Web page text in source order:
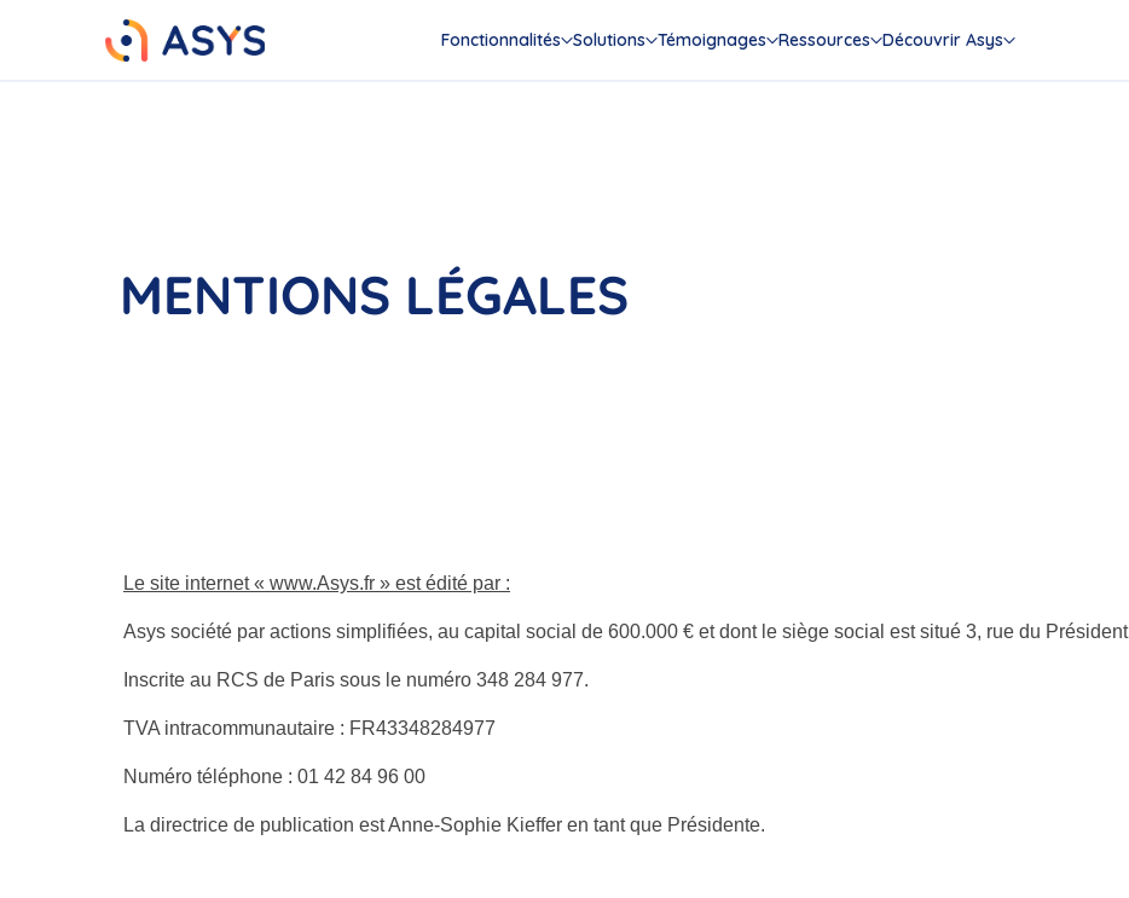
Fonctionnalités Solutions Témoignages Ressources Découvrir Asys
MENTIONS LÉGALES
Le site internet « www.Asys.fr » est édité par :
Asys société par actions simplifiées, au capital social de 600.000 € et dont le siège social est situé 3, rue du
Inscrite au RCS de Paris sous le numéro 348 284 977.
TVA intracommunautaire : FR43348284977
Numéro téléphone : 01 42 84 96 00
La directrice de publication est Anne-Sophie Kieffer en tant que Présidente.